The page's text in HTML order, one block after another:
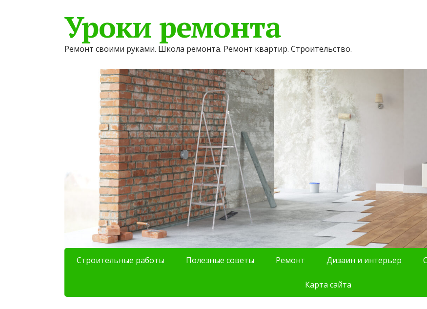
Уроки ремонта
Ремонт своими руками. Школа ремонта. Ремонт квартир. Строительство.
Строительные работы Полезные советы Ремонт Дизаин и интерьер
Карта сайта